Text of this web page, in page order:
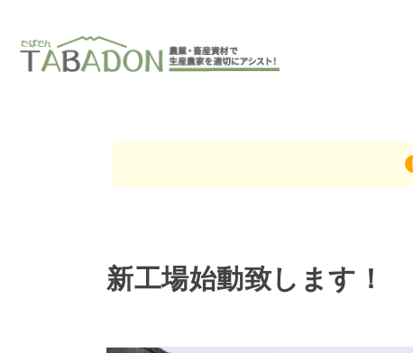
新工場始動致します！